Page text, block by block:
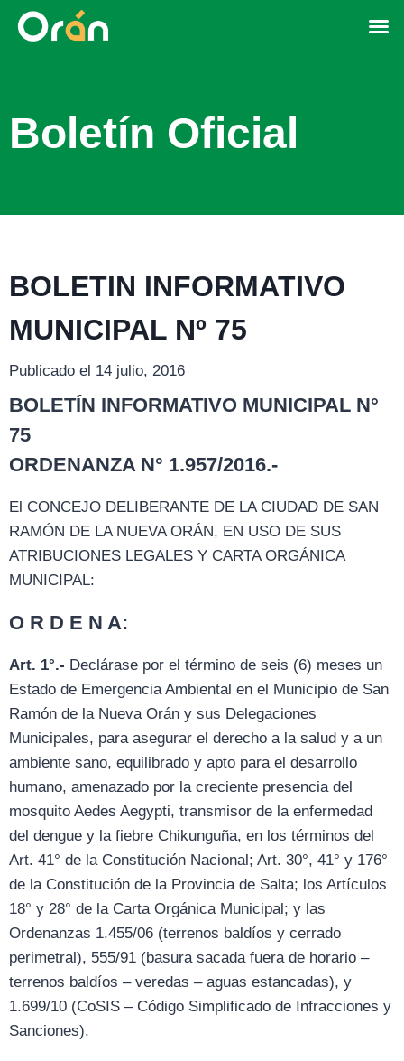
Boletín Oficial
BOLETIN INFORMATIVO
MUNICIPAL Nº 75
Publicado el 14 julio, 2016
BOLETÍN INFORMATIVO MUNICIPAL N°
75
ORDENANZA N° 1.957/2016.-
El CONCEJO DELIBERANTE DE LA CIUDAD DE SAN
RAMÓN DE LA NUEVA ORÁN, EN USO DE SUS
ATRIBUCIONES LEGALES Y CARTA ORGÁNICA
MUNICIPAL:
O R D E N A:
Art. 1°.- Declárase por el término de seis (6) meses un
Estado de Emergencia Ambiental en el Municipio de San
Ramón de la Nueva Orán y sus Delegaciones
Municipales, para asegurar el derecho a la salud y a un
ambiente sano, equilibrado y apto para el desarrollo
humano, amenazado por la creciente presencia del
mosquito Aedes Aegypti, transmisor de la enfermedad
del dengue y la fiebre Chikunguña, en los términos del
Art. 41° de la Constitución Nacional; Art. 30°, 41° y 176°
de la Constitución de la Provincia de Salta; los Artículos
18° y 28° de la Carta Orgánica Municipal; y las
Ordenanzas 1.455/06 (terrenos baldíos y cerrado
perimetral), 555/91 (basura sacada fuera de horario –
terrenos baldíos – veredas – aguas estancadas), y
1.699/10 (CoSIS – Código Simplificado de Infracciones y
Sanciones).